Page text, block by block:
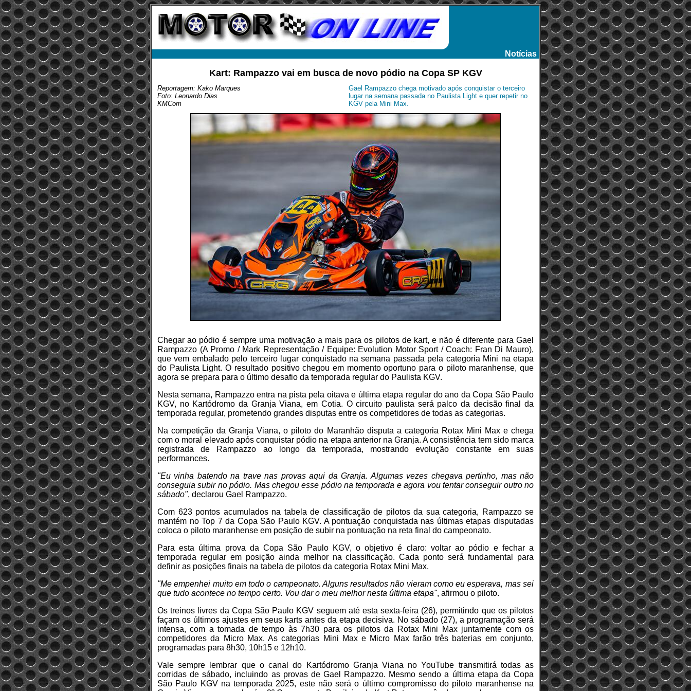
Notícias
Kart: Rampazzo vai em busca de novo pódio na Copa SP KGV
Reportagem: Kako Marques
Foto: Leonardo Dias
KMCom
Gael Rampazzo chega motivado após conquistar o terceiro
lugar na semana passada no Paulista Light e quer repetir no
KGV pela Mini Max.
Chegar ao pódio é sempre uma motivação a mais para os pilotos de kart, e não é diferente para Gael
Rampazzo (A Promo / Mark Representação / Equipe: Evolution Motor Sport / Coach: Fran Di Mauro),
que vem embalado pelo terceiro lugar conquistado na semana passada pela categoria Mini na etapa
do Paulista Light. O resultado positivo chegou em momento oportuno para o piloto maranhense, que
agora se prepara para o último desafio da temporada regular do Paulista KGV.
Nesta semana, Rampazzo entra na pista pela oitava e última etapa regular do ano da Copa São Paulo
KGV, no Kartódromo da Granja Viana, em Cotia. O circuito paulista será palco da decisão final da
temporada regular, prometendo grandes disputas entre os competidores de todas as categorias.
Na competição da Granja Viana, o piloto do Maranhão disputa a categoria Rotax Mini Max e chega
com o moral elevado após conquistar pódio na etapa anterior na Granja. A consistência tem sido marca
registrada de Rampazzo ao longo da temporada, mostrando evolução constante em suas
performances.
"Eu vinha batendo na trave nas provas aqui da Granja. Algumas vezes chegava pertinho, mas não
conseguia subir no pódio. Mas chegou esse pódio na temporada e agora vou tentar conseguir outro no
sábado", declarou Gael Rampazzo.
Com 623 pontos acumulados na tabela de classificação de pilotos da sua categoria, Rampazzo se
mantém no Top 7 da Copa São Paulo KGV. A pontuação conquistada nas últimas etapas disputadas
coloca o piloto maranhense em posição de subir na pontuação na reta final do campeonato.
Para esta última prova da Copa São Paulo KGV, o objetivo é claro: voltar ao pódio e fechar a
temporada regular em posição ainda melhor na classificação. Cada ponto será fundamental para
definir as posições finais na tabela de pilotos da categoria Rotax Mini Max.
"Me empenhei muito em todo o campeonato. Alguns resultados não vieram como eu esperava, mas sei
que tudo acontece no tempo certo. Vou dar o meu melhor nesta última etapa", afirmou o piloto.
Os treinos livres da Copa São Paulo KGV seguem até esta sexta-feira (26), permitindo que os pilotos
façam os últimos ajustes em seus karts antes da etapa decisiva. No sábado (27), a programação será
intensa, com a tomada de tempo às 7h30 para os pilotos da Rotax Mini Max juntamente com os
competidores da Micro Max. As categorias Mini Max e Micro Max farão três baterias em conjunto,
programadas para 8h30, 10h15 e 12h10.
Vale sempre lembrar que o canal do Kartódromo Granja Viana no YouTube transmitirá todas as
corridas de sábado, incluindo as provas de Gael Rampazzo. Mesmo sendo a última etapa da Copa
São Paulo KGV na temporada 2025, este não será o último compromisso do piloto maranhense na